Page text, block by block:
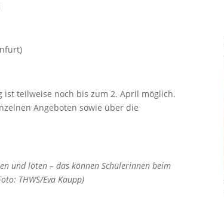
ist teilweise noch bis zum 2. April möglich.
Angeboten sowie über die
und löten – das können Schülerinnen beim
THWS/Eva Kaupp)